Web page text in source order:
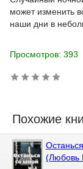
может изменить
наши дни в
Просмотров: 393
Похожие
(Любовь